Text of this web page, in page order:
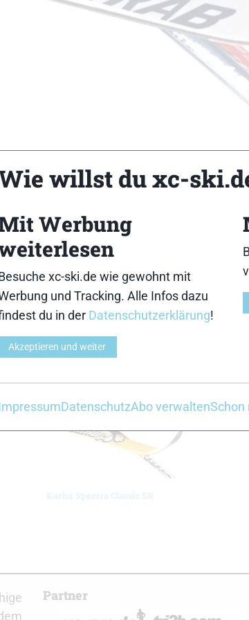
205][Lieferbare Längen (cm): 177,
VK (Euro): 219,90
Anforderung an Technik, eher mittlere
Karhu Spectra Classic SR
Partner
willst du xc-
Werbung
xc-ski.de wie gewohnt mit
und Tracking. Alle Infos dazu
du in der Datenschutzerklärung!
Akzeptieren und weiter
DatenschutzAbo verwaltenSchon